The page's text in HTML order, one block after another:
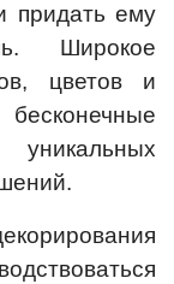
придать ему
Широкое
цветов и